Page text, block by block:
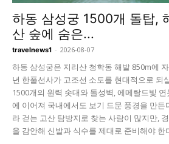
하동 삼성궁 1500개 돌탑,
산 숲에 숨은...
travelnews1 - 2026-08-07
하동 삼성궁은 지리산 청학동 해발 850m에
년 한풀선사가 고조선 소도를 현대적으로 되
1500개의 원력 솟대와 돌성벽, 에메랄드빛
에 이어져 국내에서도 보기 드문 풍경을 만든
라 걷는 고산 탐방지로 찾는 사람이 많지만,
을 감안해 신발과 식수를 제대로 준비해야 한